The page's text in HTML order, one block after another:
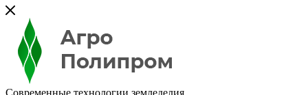
Современные технологии земледелия